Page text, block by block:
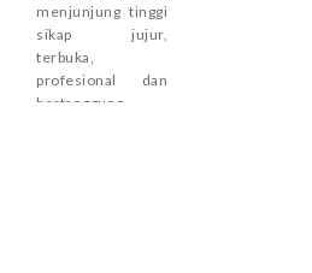
menjunjung tinggi
sikap jujur,
terbuka,
profesional dan
bertanggung